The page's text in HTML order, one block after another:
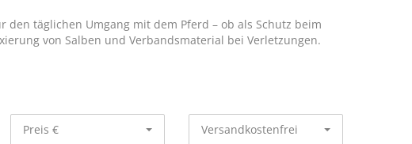
täglichen Umgang mit dem Pferd – ob als Schutz beim
von Salben und Verbandsmaterial bei Verletzungen.
Preis € Versandkostenfrei